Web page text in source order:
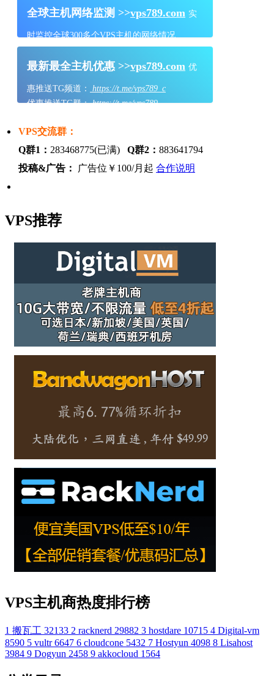
全球主机网络监测 >>vps789.com 实
时监控全球300多个VPS主机的网络情况
最新最全主机优惠 >>vps789.com 优
惠推送TG频道：
https://t.me/vps789_c
优惠推送TG群：https://t.me/vps789
VPS交流群：
Q群1： 283468775(已满) Q群2： 883641794
投稿&广告：
广告位￥100/月起 合作说明
VPS推荐
VPS主机商热度排行榜
1 搬瓦工 32133 2 racknerd 29882 3 hostdare 10715 4 Digital-vm
8590 5 vultr 6647 6 cloudcone 5432 7 Hostyun 4098 8 Lisahost
3984 9 Dogyun 2458 9 akkocloud 1564